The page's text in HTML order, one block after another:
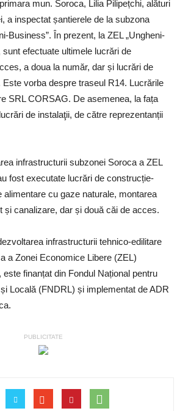
mun. Soroca, Lilia Pilipețchi, alături
a inspectat șantierele de la subzona
Business”. În prezent, la ZEL „Ungheni-
sunt efectuate ultimele lucrări de
a doua la număr, dar și lucrări de
Este vorba despre traseul R14. Lucrările
SRL CORSAG. De asemenea, la fața
de instalaţii, de către reprezentanții
infrastructurii subzonei Soroca a ZEL
fost executate lucrări de construcție-
alimentare cu gaze naturale, montarea
și canalizare, dar și două căi de acces.
infrastructurii tehnico-edilitare
a Zonei Economice Libere (ZEL)
este finanțat din Fondul Național pentru
Locală (FNDRL) și implementat de ADR
PUBLICITATE